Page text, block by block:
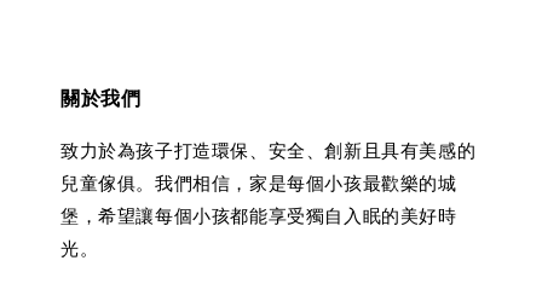
關於我們
致力於為孩子打造環保、安全、創新且具有美感的
兒童傢俱。我們相信，家是每個小孩最歡樂的城
堡，希望讓每個小孩都能享受獨自入眠的美好時
光。